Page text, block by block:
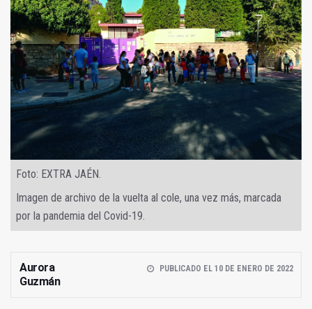
Foto: EXTRA JAÉN.
Imagen de archivo de la vuelta al cole, una vez más, marcada
por la pandemia del Covid-19.
Aurora
Guzmán
PUBLICADO EL 10 DE ENERO DE 2022